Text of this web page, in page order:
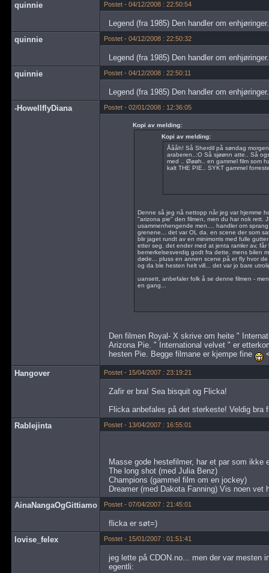
quinnie
Postet - 04/12/2008 : 22:50:54
Legend (fra 1985) Den handler om
quinnie
Postet - 04/12/2008 : 22:50:32
Legend (fra 1985) Den handler om
quinnie
Postet - 04/12/2008 : 22:50:11
Legend (fra 1985) Den handler om
-HowellflyDiana
Postet - 02/01/2008 : 12:36:05
Kopi av melding:
Kopi av melding:
Åååh! Så Sherdil på søndag
araberen..:O Så sjøønn atte.. Så
med .. Øøøh.. en gammel film som
kalt THE PIE.. SYKT gammel
Denne så jeg nå nettopp når jeg var hjemme
"arizona pie" den filmen, men du har nok rett.
usammenhengende men.... handler om
grenene... det var OL da. en scene der som
blir jaget rundt av en minimorris med fulle
etter seg. det ender med at jenta ramler av,
bemerkelsesverdig godt fra dette. mens bilen
døde... pluss en annen scene på et fly hvor
og da ble hesten helt vill... det var jo bare
uansett, anbefaler folk å se denne filmen -
en gang...
Den filmen Royal- X skrive om heite "
Arizona Pie. " International velvet " er
hesten Pie. Begge filmane er kjempe fine
Hangover Postet - 15/04/2007 : 23:19:21
Zafir er bra! Sea bisquit og Flicka!
Flicka anbefales på det sterkeste! Veldig
Rablejinta
Postet - 13/04/2007 : 16:55:01
Masse gode hestefilmer, har et par som ikke
The long shot (med Julia Benz)
Champions (gammel film om en jockey)
Dreamer (med Dakota Fanning) Vis noen
AinaNangaOgGittiamo
Postet - 07/04/2007 : 21:45:01
flicka er søt=)
lovise_felex
Postet - 15/01/2007 : 01:51:41
jeg lette på CDON.no... men der var mesten
egentli: